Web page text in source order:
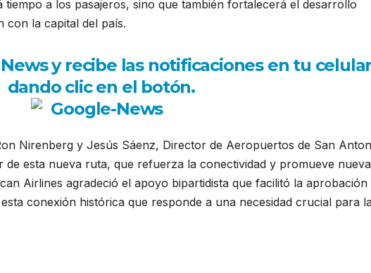
a los pasajeros, sino que también fortalecerá el desarrollo
con la capital del país.
y recibe las notificaciones en tu
dando clic en el botón.
Nirenberg y Jesús Sáenz, Director de Aeropuertos de San
esta nueva ruta, que refuerza la conectividad y promueve
Airlines agradeció el apoyo bipartidista que facilitó la aprobación
conexión histórica que responde a una necesidad crucial para